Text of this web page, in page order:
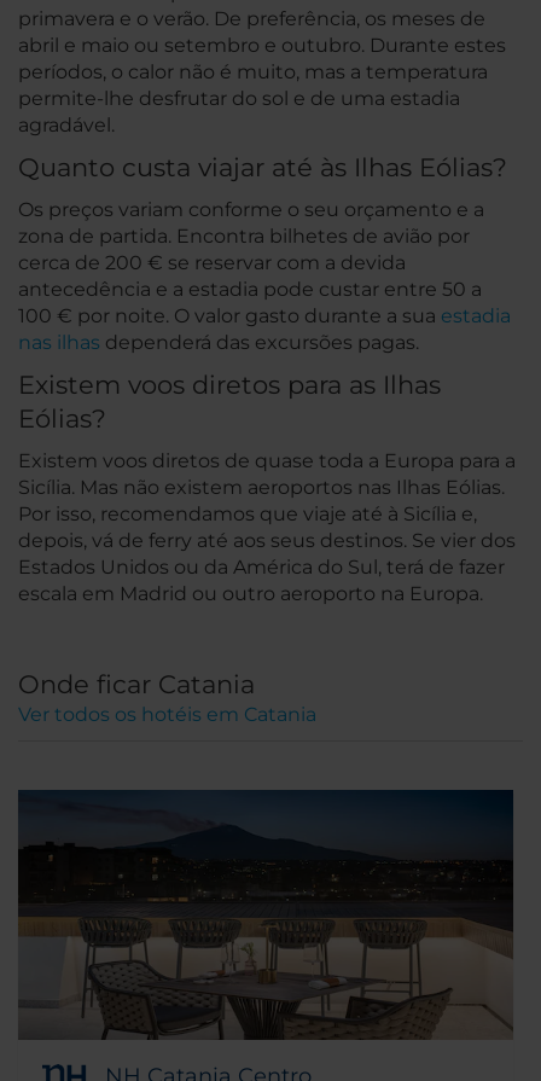
primavera e o verão. De preferência, os meses de
abril e maio ou setembro e outubro. Durante estes
períodos, o calor não é muito, mas a temperatura
permite-lhe desfrutar do sol e de uma estadia
agradável.
Quanto custa viajar até às Ilhas Eólias?
Os preços variam conforme o seu orçamento e a
zona de partida. Encontra bilhetes de avião por
cerca de 200 € se reservar com a devida
antecedência e a estadia pode custar entre 50 a
100 € por noite. O valor gasto durante a sua estadia
nas ilhas dependerá das excursões pagas.
Existem voos diretos para as Ilhas
Eólias?
Existem voos diretos de quase toda a Europa para a
Sicília. Mas não existem aeroportos nas Ilhas Eólias.
Por isso, recomendamos que viaje até à Sicília e,
depois, vá de ferry até aos seus destinos. Se vier dos
Estados Unidos ou da América do Sul, terá de fazer
escala em Madrid ou outro aeroporto na Europa.
Onde ficar Catania
Ver todos os hotéis em Catania